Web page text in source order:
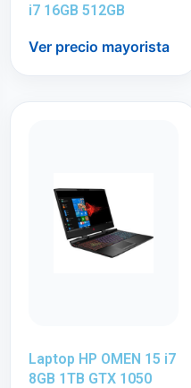
i7 16GB 512GB
Ver precio mayorista
Laptop HP OMEN 15 i7
8GB 1TB GTX 1050